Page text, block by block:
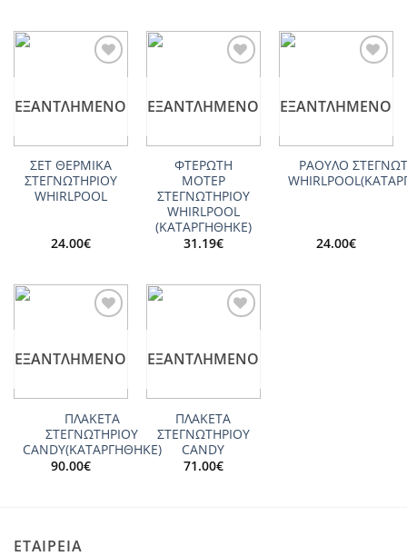
ΕΞΑΝΤΛΗΜΈΝΟ
ΣΕΤ ΘΕΡΜΙΚΑ
ΣΤΕΓΝΩΤΗΡΙΟΥ
WHIRLPOOL
24.00€
ΕΞΑΝΤΛΗΜΈΝΟ
ΦΤΕΡΩΤΗ
ΜΟΤΕΡ
ΣΤΕΓΝΩΤΗΡΙΟΥ
WHIRLPOOL
(ΚΑΤΑΡΓΗΘΗΚΕ)
31.19€
ΕΞΑΝΤΛΗΜΈΝΟ
ΡΑΟΥΛΟ
24.00€
ΕΞΑΝΤΛΗΜΈΝΟ
ΠΛΑΚΕΤΑ
ΣΤΕΓΝΩΤΗΡΙΟΥ
CANDΥ(ΚΑΤΑΡΓΗΘΗΚΕ)
90.00€
ΕΞΑΝΤΛΗΜΈΝΟ
ΠΛΑΚΕΤΑ
ΣΤΕΓΝΩΤΗΡΙΟΥ
CANDΥ
71.00€
ΕΤΑΙΡΕΙΑ